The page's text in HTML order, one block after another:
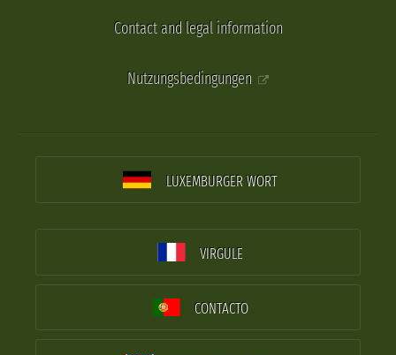
Contact and legal information
Nutzungsbedingungen
LUXEMBURGER WORT
VIRGULE
CONTACTO